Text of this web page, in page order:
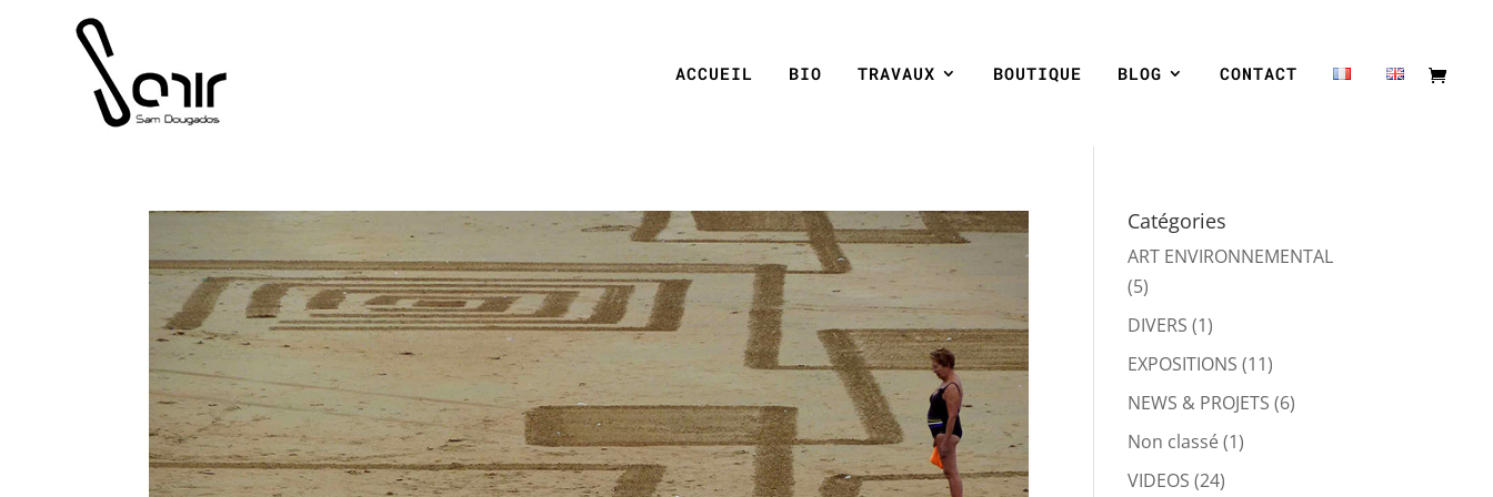
ACCUEIL BIO TRAVAUX BOUTIQUE BLOG CONTACT
Catégories
ART ENVIRONNEMENTAL
(5)
DIVERS (1)
EXPOSITIONS (11)
NEWS & PROJETS (6)
Non classé(1)
VIDEOS (24)